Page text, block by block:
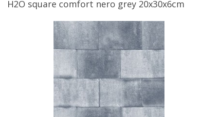
H2O square comfort nero grey 20x30x6cm